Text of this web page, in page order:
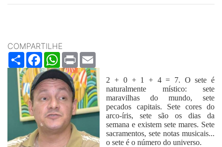
COMPARTILHE
ShareFacebookWhatsApp
Print
2 + 0 + 1 + 4 = 7. O sete é
naturalmente místico: sete
maravilhas do mundo, sete
pecados capitais. Sete cores do
arco-íris, sete são os dias da
semana e existem sete mares. Sete
sacramentos, sete notas musicais...
o sete é o número do universo.